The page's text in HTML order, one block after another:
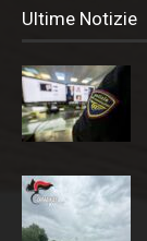
Ultime Notizie